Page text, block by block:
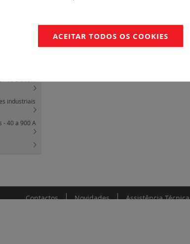
9 a 65 A
75 a 800 A
industriais
- 40 a 900 A
Contactos Novidades Assistência Técnica
ACEITAR TODOS OS COOKIES